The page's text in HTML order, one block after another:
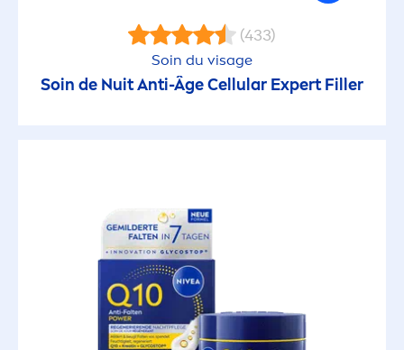
(433)
Soin du visage
Soin de Nuit Anti-ÂgeCellular ExpertFiller